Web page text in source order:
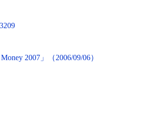
2007」（2006/09/06）